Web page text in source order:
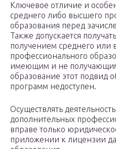
Ключевое отличие и
среднего либо высшего
образования перед
Также допускается
получением среднего или
профессионального
имеющим и не
образование этот подвид
программ недоступен.
Осуществлять
дополнительных
вправе только
приложении к лицензии